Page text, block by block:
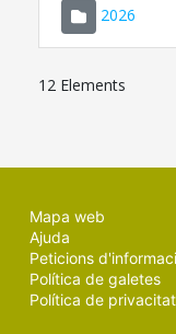
2026
12 Elements
Mapa web
Ajuda
Peticions
Política de galetes
Política de privacitat